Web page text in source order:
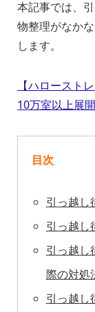
本記事では、
物整理がなか
します。
【ハロースト
10万室以上展開
目次
引っ越し
引っ越し
引っ越し
際の対処
引っ越し